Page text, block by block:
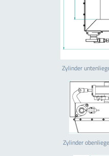
Zylinder
Zylinder